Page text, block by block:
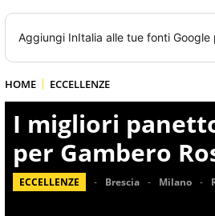
Aggiungi InItalia alle tue fonti Google
HOME ECCELLENZE
I migliori
per Gambero
ECCELLENZE Brescia Milano